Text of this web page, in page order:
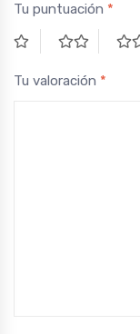
Tu puntuación *
Tu valoración *